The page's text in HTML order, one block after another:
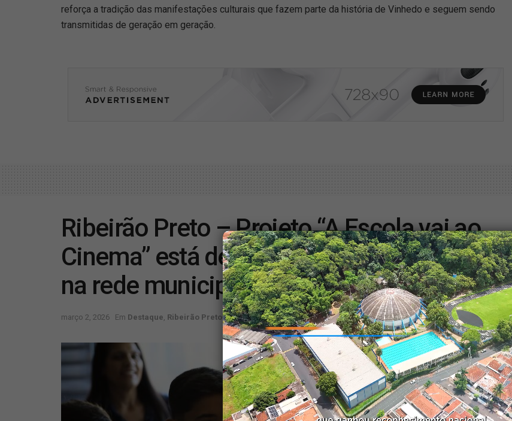
reforça a tradição das manifestações culturais que fazem parte da história de Vinhedo e seguem sendo
transmitidas de geração em geração.
Ribeirão Preto – Projeto “A Escola vai ao
Cinema” está de volta nesta terça-feira (24)
na rede municipal
março 2, 2026 Em Destaque Ribeirão Preto AA